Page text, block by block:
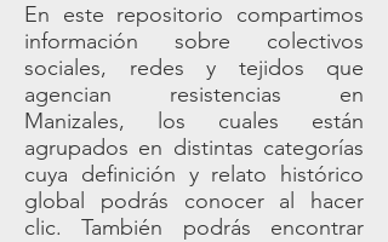
En este repositorio compartimos
información sobre colectivos
sociales, redes y tejidos que
agencian resistencias en
Manizales, los cuales están
agrupados en distintas categorías
cuya definición y relato histórico
global podrás conocer al hacer
clic. También podrás encontrar